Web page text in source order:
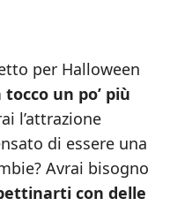
per Halloween
un po’ più
l’attrazione
di essere una
Avrai bisogno
con delle